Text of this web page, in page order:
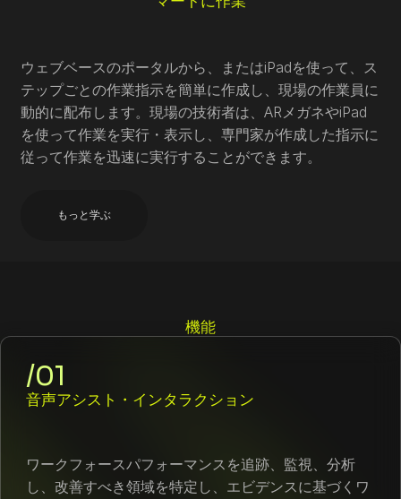
ウェブベースのポータルから、またはiPadを使って、ス
テップごとの作業指示を簡単に作成し、現場の作業員に
動的に配布します。現場の技術者は、ARメガネやiPad
を使って作業を実行・表示し、専門家が作成した指示に
従って作業を迅速に実行することができます。
もっと学ぶ
機能
音声アシスト・インタラクション
/01
ワークフォースパフォーマンスを追跡、監視、分析
し、改善すべき領域を特定し、エビデンスに基づくワ